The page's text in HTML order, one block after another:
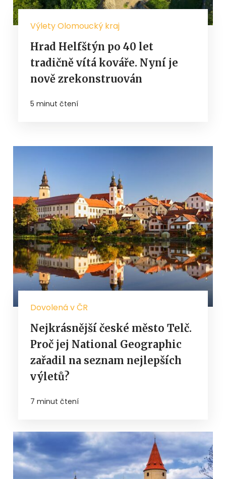
Výlety Olomoucký kraj
Hrad Helfštýn po 40 let
tradičně vítá kováře. Nyní je
nově zrekonstruován
5 minut čtení
Dovolená v ČR
Nejkrásnější české město Telč.
Proč jej National Geographic
zařadil na seznam nejlepších
výletů?
7 minut čtení